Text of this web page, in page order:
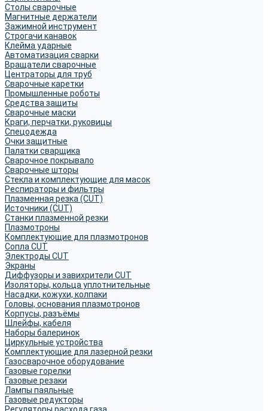
Столы сварочные
Магнитные держатели
Зажимной инструмент
Строгачи канавок
Клейма ударные
Автоматизация сварки
Вращатели сварочные
Центраторы для труб
Сварочные каретки
Промышленные роботы
Средства защиты
Сварочные маски
Краги, перчатки, руковицы
Спецодежда
Очки защитные
Палатки сварщика
Сварочное покрывало
Сварочные шторы
Стекла и комплектующие для масок
Респираторы и фильтры
Плазменная резка (CUT)
Источники (CUT)
Станки плазменной резки
Плазмотроны
Комплектующие для плазмотронов
Сопла CUT
Электроды CUT
Экраны
Диффузоры и завихрители CUT
Изоляторы, кольца уплотнительные
Насадки, кожухи, колпаки
Головы, основания плазмотронов
Корпусы, разъёмы
Шлейфы, кабеля
Наборы балеринок
Циркульные устройства
Комплектующие для лазерной резки
Газосварочное оборудование
Газовые горелки
Газовые резаки
Лампы паяльные
Газовые редукторы